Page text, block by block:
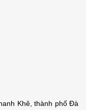
Khê, thành phố Đà